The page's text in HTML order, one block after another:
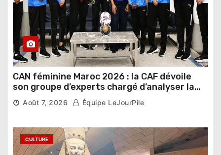
CAN féminine Maroc 2026 : la CAF dévoile
son groupe d’experts chargé d’analyser la
compétition
Août 7, 2026 Équipe LeJourPile
CULTURE